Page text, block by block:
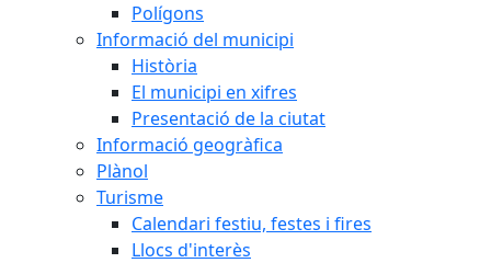
Polígons
Informació del municipi
Història
El municipi en xifres
Presentació de la ciutat
Informació geogràfica
Plànol
Turisme
Calendari festiu, festes i fires
Llocs d'interès